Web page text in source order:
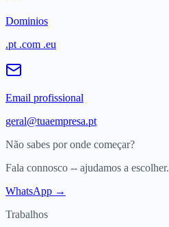
Dominios
.pt .com .eu
Email profissional
geral@tuaempresa.pt
Não sabes por onde começar?
Fala connosco -- ajudamos a escolher.
WhatsApp →
Trabalhos